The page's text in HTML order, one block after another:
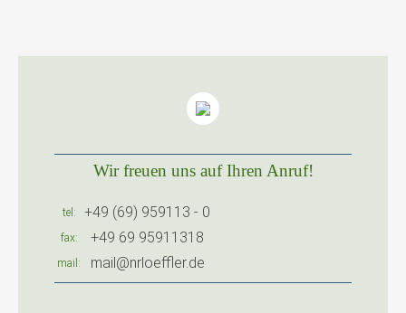
Wir freuen uns auf Ihren Anruf!
tel +49 (69) 959113 - 0
fax +49 69 95911318
mail mail@nrloeffler.de